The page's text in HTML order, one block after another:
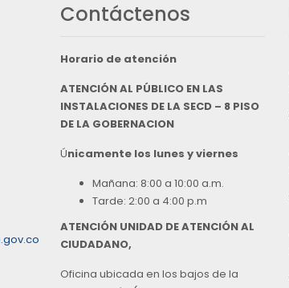
Contáctenos
Horario de atención
ATENCIÓN AL PÚBLICO EN LAS
INSTALACIONES DE LA SECD – 8 PISO
DE LA GOBERNACION
Únicamente los lunes y viernes
Mañana: 8:00 a 10:00 a.m.
Tarde: 2:00 a 4:00 p.m
ATENCIÓN UNIDAD DE ATENCIÓN AL
CIUDADANO,
Oficina ubicada en los bajos de la